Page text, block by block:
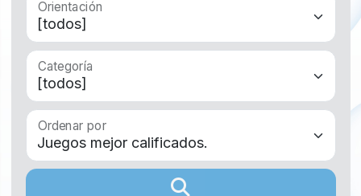
Orientación
Categoría
Ordenar por